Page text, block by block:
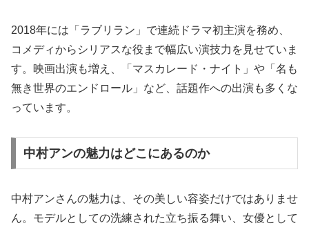
2018年には「ラブリラン」で連続ドラマ初主演を務め、
コメディからシリアスな役まで幅広い演技力を見せていま
す。映画出演も増え、「マスカレード・ナイト」や「名も
無き世界のエンドロール」など、話題作への出演も多くな
っています。
中村アンの魅力はどこにあるのか
中村アンさんの魅力は、その美しい容姿だけではありませ
ん。モデルとしての洗練された立ち振る舞い、女優として